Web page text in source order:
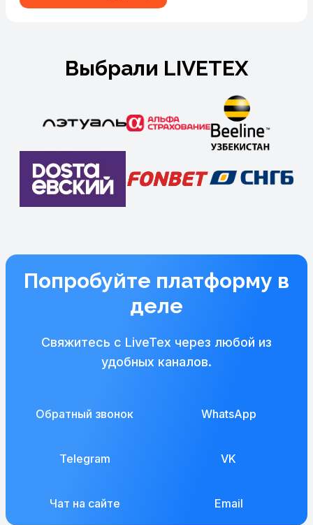
Выбрали LIVETEX
Попробуйте платформу в
деле
Свяжитесь с LiveTex через любой из
удобных каналов.
Обратный звонок WhatsApp
Telegram VK
Чат на сайте Email